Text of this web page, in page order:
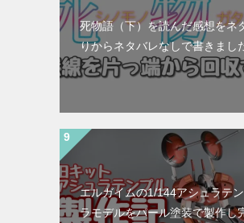
死物語（下）を読んだ感想をネ
りからネタバレなしで書きまし
エルガイムの1/144アシュラテ
ラモデルをパール塗装で製作し